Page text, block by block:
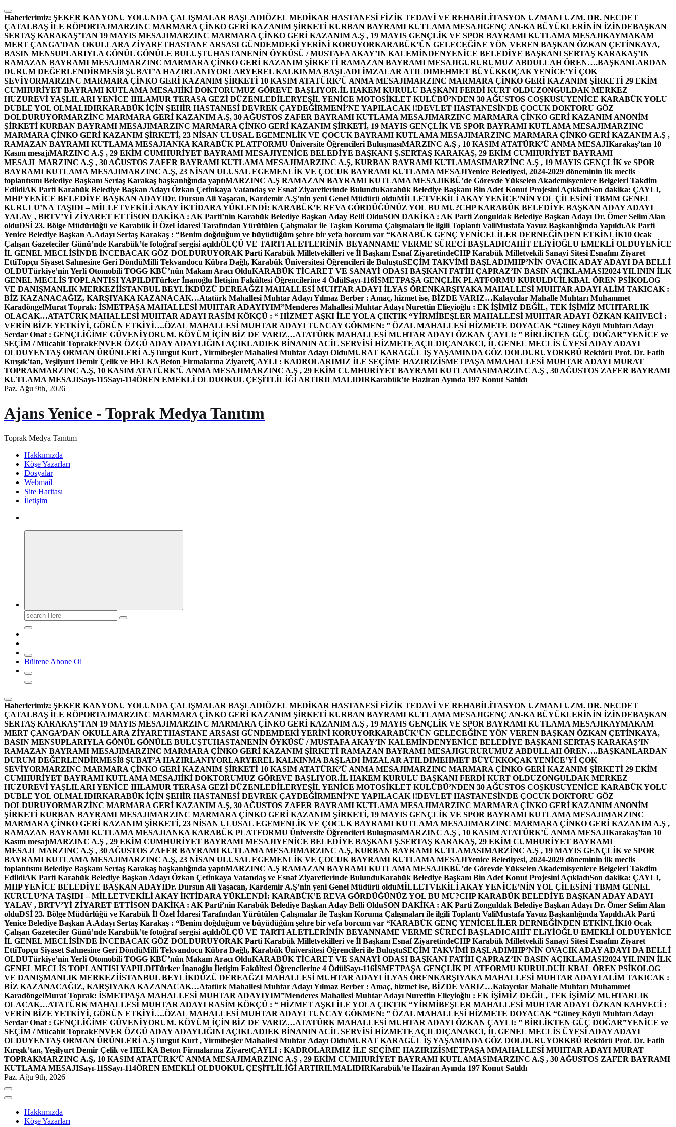
İçeriğe
atla
Haberlerimiz: ŞEKER KANYONU YOLUNDA ÇALIŞMALAR BAŞLADIÖZEL MEDİKAR HASTANESİ FİZİK TEDAVİ VE REHABİLİTASYON UZMANI UZM. DR. NECDET
ÇATALBAŞ İLE RÖPORTAJMARZINC MARMARA ÇİNKO GERİ KAZANIM ŞİRKETİ KURBAN BAYRAMI KUTLAMA MESAJIGENÇ AN-KA BÜYÜKLERİNİN İZİNDEBAŞKAN
SERTAŞ KARAKAŞ’TAN 19 MAYIS MESAJIMARZINC MARMARA ÇİNKO GERİ KAZANIM A.Ş , 19 MAYIS GENÇLİK VE SPOR BAYRAMI KUTLAMA MESAJIKAYMAKAM
MERT ÇANGA’DAN OKULLARA ZİYARETHASTANE ARSASI GÜNDEMDEKİ YERİNİ KORUYORKARABÜK’ÜN GELECEĞİNE YÖN VEREN BAŞKAN ÖZKAN ÇETİNKAYA,
BASIN MENSUPLARIYLA GÖNÜL GÖNÜLE BULUŞTUHASTANENİN ÖYKÜSÜ / MUSTAFA AKAY’IN KALEMİNDENYENİCE BELEDİYE BAŞKANI SERTAŞ KARAKAŞ’IN
RAMAZAN BAYRAMI MESAJIMARZINC MARMARA ÇİNKO GERİ KAZANIM ŞİRKETİ RAMAZAN BAYRAMI MESAJIGURURUMUZ ABDULLAH ÖREN….BAŞKANLARDAN
DURUM DEĞERLENDİRMESİ8 ŞUBAT’A HAZIRLANIYORLARYEREL KALKINMA BAŞLADI İMZALAR ATILDIMEHMET BÜYÜKKOÇAK YENİCE’Yİ ÇOK
SEVİYORMARZINC MARMARA ÇİNKO GERİ KAZANIM ŞİRKETİ 10 KASIM ATATÜRK’Ü ANMA MESAJIMARZINC MARMARA ÇİNKO GERİ KAZANIM ŞİRKETİ 29 EKİM
CUMHURİYET BAYRAMI KUTLAMA MESAJIİKİ DOKTORUMUZ GÖREVE BAŞLIYOR.İL HAKEM KURULU BAŞKANI FERDİ KURT OLDUZONGULDAK MERKEZ
HUZUREVİ YAŞLILARI YENİCE IHLAMUR TERASA GEZİ DÜZENLEDİLERYEŞİL YENİCE MOTOSİKLET KULÜBÜ’NDEN 30 AĞUSTOS COŞKUSUYENİCE KARABÜK YOLU
DUBLE YOL OLMALIDIRKARABÜK İÇİN ŞEHİR HASTANESİ DEVREK ÇAYDEĞİRMENİ’NE YAPILACAK !!DEVLET HASTANESİNDE ÇOCUK DOKTORU GÖZ
DOLDURUYORMARZİNC MARMARA GERİ KAZANIM A.Ş, 30 AĞUSTOS ZAFER BAYRAMI KUTLAMA MESAJIMARZINC MARMARA ÇİNKO GERİ KAZANIM ANONİM
ŞİRKETİ KURBAN BAYRAMI MESAJIMARZINC MARMARA ÇİNKO GERİ KAZANIM ŞİRKETİ, 19 MAYIS GENÇLİK VE SPOR BAYRAMI KUTLAMA MESAJIMARZINC
MARMARA ÇİNKO GERİ KAZANIM ŞİRKETİ, 23 NİSAN ULUSAL EGEMENLİK VE ÇOCUK BAYRAMI KUTLAMA MESAJIMARZINC MARMARA ÇİNKO GERİ KAZANIM A.Ş ,
RAMAZAN BAYRAMI KUTLAMA MESAJIANKA KARABÜK PLATFORMU Üniversite Öğrencileri BuluşmasıMARZINC A.Ş , 10 KASIM ATATÜRK’Ü ANMA MESAJIKarakaş’tan 10
Kasım mesajıMARZINC A.Ş , 29 EKİM CUMHURİYET BAYRAMI MESAJIYENİCE BELEDİYE BAŞKANI Ş.SERTAŞ KARAKAŞ, 29 EKİM CUMHURİYET BAYRAMI
MESAJI MARZINC A.Ş , 30 AĞUSTOS ZAFER BAYRAMI KUTLAMA MESAJIMARZINC A.Ş, KURBAN BAYRAMI KUTLAMASIMARZİNC A.Ş , 19 MAYIS GENÇLİK ve SPOR
BAYRAMI KUTLAMA MESAJIMARZINC A.Ş, 23 NİSAN ULUSAL EGEMENLİK VE ÇOCUK BAYRAMI KUTLAMA MESAJIYenice Belediyesi, 2024-2029 döneminin ilk meclis
toplantısını Belediye Başkanı Sertaş Karakaş başkanlığında yaptıMARZINC A.Ş RAMAZAN BAYRAMI KUTLAMA MESAJIKBÜ’de Görevde Yükselen Akademisyenlere Belgeleri Takdim
EdildiAK Parti Karabük Belediye Başkan Adayı Özkan Çetinkaya Vatandaş ve Esnaf Ziyaretlerinde BulunduKarabük Belediye Başkanı Bin Adet Konut Projesini AçıkladıSon dakika: ÇAYLI,
MHP YENİCE BELEDİYE BAŞKAN ADAYIDr. Dursun Ali Yaşacan, Kardemir A.Ş’nin yeni Genel Müdürü olduMİLLETVEKİLİ AKAY YENİCE’NİN YOL ÇİLESİNİ TBMM GENEL
KURULU’NA TAŞIDI – MİLLETVEKİLİ AKAY İKTİDARA YÜKLENDİ: KARABÜK’E REVA GÖRDÜĞÜNÜZ YOL BU MU?CHP KARABÜK BELEDİYE BAŞKAN ADAY ADAYI
YALAV , BRTV’Yİ ZİYARET ETTİSON DAKİKA : AK Parti’nin Karabük Belediye Başkan Aday Belli OlduSON DAKİKA : AK Parti Zonguldak Belediye Başkan Adayı Dr. Ömer Selim Alan
olduDSİ 23. Bölge Müdürlüğü ve Karabük İl Özel İdaresi Tarafından Yürütülen Çalışmalar ile Taşkın Koruma Çalışmaları ile ilgili Toplantı ValiMustafa Yavuz Başkanlığında Yapıldı.Ak Parti
Yenice Belediye Başkan A.Adayı Sertaş Karakaş : “Benim doğduğum ve büyüdüğüm şehre bir vefa borcum var “KARABÜK GENÇ YENİCELİLER DERNEĞİNDEN ETKİNLİK10 Ocak
Çalışan Gazeteciler Günü’nde Karabük’te fotoğraf sergisi açıldıÖLÇÜ VE TARTI ALETLERİNİN BEYANNAME VERME SÜRECİ BAŞLADICAHİT ELiYİOĞLU EMEKLİ OLDUYENİCE
İL GENEL MECLİSİNDE İNCEBACAK GÖZ DOLDURUYORAK Parti Karabük Milletvekilleri ve İl Başkanı Esnaf ZiyaretindeCHP Karabük Milletvekili Sanayi Sitesi Esnafını Ziyaret
EttiTopçu Siyaset Sahnesine Geri DöndüMilli Tekvandocu Kübra Dağlı, Karabük Üniversitesi Öğrencileri ile BuluştuSEÇİM TAKVİMİ BAŞLADIMHP’NİN OVACIK ADAY ADAYI DA BELLİ
OLDUTürkiye’nin Yerli Otomobili TOGG KBÜ’nün Makam Aracı OlduKARABÜK TİCARET VE SANAYİ ODASI BAŞKANI FATİH ÇAPRAZ’IN BASIN AÇIKLAMASI2024 YILININ İLK
GENEL MECLİS TOPLANTISI YAPILDITürker İnanoğlu İletişim Fakültesi Öğrencilerine 4 ÖdülSayı-116İSMETPAŞA GENÇLİK PLATFORMU KURULDUİLKBAL ÖREN PSİKOLOG
VE DANIŞMANLIK MERKEZİİSTANBUL BEYLİKDÜZÜ DEREAĞZI MAHALLESİ MUHTAR ADAYI İLYAS ÖRENKARŞIYAKA MAHALLESİ MUHTAR ADAYI ALİM TAKICAK :
BİZ KAZANACAĞIZ, KARŞIYAKA KAZANACAK…Atatürk Mahallesi Muhtar Adayı Yılmaz Berber : Amaç, hizmet ise, BİZDE VARIZ…Kalaycılar Mahalle Muhtarı Muhammet
KaradöngelMurat Toprak: İSMETPAŞA MAHALLESİ MUHTAR ADAYIYIM”Menderes Mahallesi Muhtar Adayı Nurettin Elieyioğlu : EK İŞİMİZ DEĞİL, TEK İŞİMİZ MUHTARLIK
OLACAK…ATATÜRK MAHALLESİ MUHTAR ADAYI RASİM KÖKÇÜ : “ HİZMET AŞKI İLE YOLA ÇIKTIK “YİRMİBEŞLER MAHALLESİ MUHTAR ADAYI ÖZKAN KAHVECİ :
VERİN BİZE YETKİYİ, GÖRÜN ETKİYİ….ÖZAL MAHALLESİ MUHTAR ADAYI TUNCAY GÖKMEN: ” ÖZAL MAHALLESİ HİZMETE DOYACAK “Güney Köyü Muhtarı Adayı
Serdar Onat : GENÇLİĞİME GÜVENİYORUM. KÖYÜM İÇİN BİZ DE VARIZ…ATATÜRK MAHALLESİ MUHTAR ADAYI ÖZKAN ÇAYLI: ” BİRLİKTEN GÜÇ DOĞAR”YENİCE ve
SEÇİM / Mücahit ToprakENVER ÖZGÜ ADAY ADAYLIĞINI AÇIKLADIEK BİNANIN ACİL SERVİSİ HİZMETE AÇILDIÇANAKCI, İL GENEL MECLİS ÜYESİ ADAY ADAYI
OLDUYENTAŞ ORMAN ÜRÜNLERİ A.ŞTurgut Kurt , Yirmibeşler Mahallesi Muhtar Adayı OlduMURAT KARAGÜL İŞ YAŞAMINDA GÖZ DOLDURUYORKBÜ Rektörü Prof. Dr. Fatih
Kırışık’tan, Yeşilyurt Demir Çelik ve HELKA Beton Firmalarına ZiyaretÇAYLI : KADROLARIMIZ İLE SEÇİME HAZIRIZİSMETPAŞA MMAHALLESİ MUHTAR ADAYI MURAT
TOPRAKMARZINC A.Ş, 10 KASIM ATATÜRK’Ü ANMA MESAJIMARZINC A.Ş , 29 EKİM CUMHURİYET BAYRAMI KUTLAMASIMARZINC A.Ş , 30 AĞUSTOS ZAFER BAYRAMI
KUTLAMA MESAJISayı-115Sayı-114ÖREN EMEKLİ OLDUOKUL ÇEŞİTLİLİĞİ ARTIRILMALIDIRKarabük’te Haziran Ayında 197 Konut Satıldı
Paz. Ağu 9th, 2026
Ajans Yenice - Toprak Medya Tanıtım
Toprak Medya Tanıtım
Hakkımızda
Köşe Yazarları
Dosyalar
Webmail
Site Haritası
İletişim
Search
for:
Bültene Abone Ol
Haberlerimiz: ŞEKER KANYONU YOLUNDA ÇALIŞMALAR BAŞLADIÖZEL MEDİKAR HASTANESİ FİZİK TEDAVİ VE REHABİLİTASYON UZMANI UZM. DR. NECDET
ÇATALBAŞ İLE RÖPORTAJMARZINC MARMARA ÇİNKO GERİ KAZANIM ŞİRKETİ KURBAN BAYRAMI KUTLAMA MESAJIGENÇ AN-KA BÜYÜKLERİNİN İZİNDEBAŞKAN
SERTAŞ KARAKAŞ’TAN 19 MAYIS MESAJIMARZINC MARMARA ÇİNKO GERİ KAZANIM A.Ş , 19 MAYIS GENÇLİK VE SPOR BAYRAMI KUTLAMA MESAJIKAYMAKAM
MERT ÇANGA’DAN OKULLARA ZİYARETHASTANE ARSASI GÜNDEMDEKİ YERİNİ KORUYORKARABÜK’ÜN GELECEĞİNE YÖN VEREN BAŞKAN ÖZKAN ÇETİNKAYA,
BASIN MENSUPLARIYLA GÖNÜL GÖNÜLE BULUŞTUHASTANENİN ÖYKÜSÜ / MUSTAFA AKAY’IN KALEMİNDENYENİCE BELEDİYE BAŞKANI SERTAŞ KARAKAŞ’IN
RAMAZAN BAYRAMI MESAJIMARZINC MARMARA ÇİNKO GERİ KAZANIM ŞİRKETİ RAMAZAN BAYRAMI MESAJIGURURUMUZ ABDULLAH ÖREN….BAŞKANLARDAN
DURUM DEĞERLENDİRMESİ8 ŞUBAT’A HAZIRLANIYORLARYEREL KALKINMA BAŞLADI İMZALAR ATILDIMEHMET BÜYÜKKOÇAK YENİCE’Yİ ÇOK
SEVİYORMARZINC MARMARA ÇİNKO GERİ KAZANIM ŞİRKETİ 10 KASIM ATATÜRK’Ü ANMA MESAJIMARZINC MARMARA ÇİNKO GERİ KAZANIM ŞİRKETİ 29 EKİM
CUMHURİYET BAYRAMI KUTLAMA MESAJIİKİ DOKTORUMUZ GÖREVE BAŞLIYOR.İL HAKEM KURULU BAŞKANI FERDİ KURT OLDUZONGULDAK MERKEZ
HUZUREVİ YAŞLILARI YENİCE IHLAMUR TERASA GEZİ DÜZENLEDİLERYEŞİL YENİCE MOTOSİKLET KULÜBÜ’NDEN 30 AĞUSTOS COŞKUSUYENİCE KARABÜK YOLU
DUBLE YOL OLMALIDIRKARABÜK İÇİN ŞEHİR HASTANESİ DEVREK ÇAYDEĞİRMENİ’NE YAPILACAK !!DEVLET HASTANESİNDE ÇOCUK DOKTORU GÖZ
DOLDURUYORMARZİNC MARMARA GERİ KAZANIM A.Ş, 30 AĞUSTOS ZAFER BAYRAMI KUTLAMA MESAJIMARZINC MARMARA ÇİNKO GERİ KAZANIM ANONİM
ŞİRKETİ KURBAN BAYRAMI MESAJIMARZINC MARMARA ÇİNKO GERİ KAZANIM ŞİRKETİ, 19 MAYIS GENÇLİK VE SPOR BAYRAMI KUTLAMA MESAJIMARZINC
MARMARA ÇİNKO GERİ KAZANIM ŞİRKETİ, 23 NİSAN ULUSAL EGEMENLİK VE ÇOCUK BAYRAMI KUTLAMA MESAJIMARZINC MARMARA ÇİNKO GERİ KAZANIM A.Ş ,
RAMAZAN BAYRAMI KUTLAMA MESAJIANKA KARABÜK PLATFORMU Üniversite Öğrencileri BuluşmasıMARZINC A.Ş , 10 KASIM ATATÜRK’Ü ANMA MESAJIKarakaş’tan 10
Kasım mesajıMARZINC A.Ş , 29 EKİM CUMHURİYET BAYRAMI MESAJIYENİCE BELEDİYE BAŞKANI Ş.SERTAŞ KARAKAŞ, 29 EKİM CUMHURİYET BAYRAMI
MESAJI MARZINC A.Ş , 30 AĞUSTOS ZAFER BAYRAMI KUTLAMA MESAJIMARZINC A.Ş, KURBAN BAYRAMI KUTLAMASIMARZİNC A.Ş , 19 MAYIS GENÇLİK ve SPOR
BAYRAMI KUTLAMA MESAJIMARZINC A.Ş, 23 NİSAN ULUSAL EGEMENLİK VE ÇOCUK BAYRAMI KUTLAMA MESAJIYenice Belediyesi, 2024-2029 döneminin ilk meclis
toplantısını Belediye Başkanı Sertaş Karakaş başkanlığında yaptıMARZINC A.Ş RAMAZAN BAYRAMI KUTLAMA MESAJIKBÜ’de Görevde Yükselen Akademisyenlere Belgeleri Takdim
EdildiAK Parti Karabük Belediye Başkan Adayı Özkan Çetinkaya Vatandaş ve Esnaf Ziyaretlerinde BulunduKarabük Belediye Başkanı Bin Adet Konut Projesini AçıkladıSon dakika: ÇAYLI,
MHP YENİCE BELEDİYE BAŞKAN ADAYIDr. Dursun Ali Yaşacan, Kardemir A.Ş’nin yeni Genel Müdürü olduMİLLETVEKİLİ AKAY YENİCE’NİN YOL ÇİLESİNİ TBMM GENEL
KURULU’NA TAŞIDI – MİLLETVEKİLİ AKAY İKTİDARA YÜKLENDİ: KARABÜK’E REVA GÖRDÜĞÜNÜZ YOL BU MU?CHP KARABÜK BELEDİYE BAŞKAN ADAY ADAYI
YALAV , BRTV’Yİ ZİYARET ETTİSON DAKİKA : AK Parti’nin Karabük Belediye Başkan Aday Belli OlduSON DAKİKA : AK Parti Zonguldak Belediye Başkan Adayı Dr. Ömer Selim Alan
olduDSİ 23. Bölge Müdürlüğü ve Karabük İl Özel İdaresi Tarafından Yürütülen Çalışmalar ile Taşkın Koruma Çalışmaları ile ilgili Toplantı ValiMustafa Yavuz Başkanlığında Yapıldı.Ak Parti
Yenice Belediye Başkan A.Adayı Sertaş Karakaş : “Benim doğduğum ve büyüdüğüm şehre bir vefa borcum var “KARABÜK GENÇ YENİCELİLER DERNEĞİNDEN ETKİNLİK10 Ocak
Çalışan Gazeteciler Günü’nde Karabük’te fotoğraf sergisi açıldıÖLÇÜ VE TARTI ALETLERİNİN BEYANNAME VERME SÜRECİ BAŞLADICAHİT ELiYİOĞLU EMEKLİ OLDUYENİCE
İL GENEL MECLİSİNDE İNCEBACAK GÖZ DOLDURUYORAK Parti Karabük Milletvekilleri ve İl Başkanı Esnaf ZiyaretindeCHP Karabük Milletvekili Sanayi Sitesi Esnafını Ziyaret
EttiTopçu Siyaset Sahnesine Geri DöndüMilli Tekvandocu Kübra Dağlı, Karabük Üniversitesi Öğrencileri ile BuluştuSEÇİM TAKVİMİ BAŞLADIMHP’NİN OVACIK ADAY ADAYI DA BELLİ
OLDUTürkiye’nin Yerli Otomobili TOGG KBÜ’nün Makam Aracı OlduKARABÜK TİCARET VE SANAYİ ODASI BAŞKANI FATİH ÇAPRAZ’IN BASIN AÇIKLAMASI2024 YILININ İLK
GENEL MECLİS TOPLANTISI YAPILDITürker İnanoğlu İletişim Fakültesi Öğrencilerine 4 ÖdülSayı-116İSMETPAŞA GENÇLİK PLATFORMU KURULDUİLKBAL ÖREN PSİKOLOG
VE DANIŞMANLIK MERKEZİİSTANBUL BEYLİKDÜZÜ DEREAĞZI MAHALLESİ MUHTAR ADAYI İLYAS ÖRENKARŞIYAKA MAHALLESİ MUHTAR ADAYI ALİM TAKICAK :
BİZ KAZANACAĞIZ, KARŞIYAKA KAZANACAK…Atatürk Mahallesi Muhtar Adayı Yılmaz Berber : Amaç, hizmet ise, BİZDE VARIZ…Kalaycılar Mahalle Muhtarı Muhammet
KaradöngelMurat Toprak: İSMETPAŞA MAHALLESİ MUHTAR ADAYIYIM”Menderes Mahallesi Muhtar Adayı Nurettin Elieyioğlu : EK İŞİMİZ DEĞİL, TEK İŞİMİZ MUHTARLIK
OLACAK…ATATÜRK MAHALLESİ MUHTAR ADAYI RASİM KÖKÇÜ : “ HİZMET AŞKI İLE YOLA ÇIKTIK “YİRMİBEŞLER MAHALLESİ MUHTAR ADAYI ÖZKAN KAHVECİ :
VERİN BİZE YETKİYİ, GÖRÜN ETKİYİ….ÖZAL MAHALLESİ MUHTAR ADAYI TUNCAY GÖKMEN: ” ÖZAL MAHALLESİ HİZMETE DOYACAK “Güney Köyü Muhtarı Adayı
Serdar Onat : GENÇLİĞİME GÜVENİYORUM. KÖYÜM İÇİN BİZ DE VARIZ…ATATÜRK MAHALLESİ MUHTAR ADAYI ÖZKAN ÇAYLI: ” BİRLİKTEN GÜÇ DOĞAR”YENİCE ve
SEÇİM / Mücahit ToprakENVER ÖZGÜ ADAY ADAYLIĞINI AÇIKLADIEK BİNANIN ACİL SERVİSİ HİZMETE AÇILDIÇANAKCI, İL GENEL MECLİS ÜYESİ ADAY ADAYI
OLDUYENTAŞ ORMAN ÜRÜNLERİ A.ŞTurgut Kurt , Yirmibeşler Mahallesi Muhtar Adayı OlduMURAT KARAGÜL İŞ YAŞAMINDA GÖZ DOLDURUYORKBÜ Rektörü Prof. Dr. Fatih
Kırışık’tan, Yeşilyurt Demir Çelik ve HELKA Beton Firmalarına ZiyaretÇAYLI : KADROLARIMIZ İLE SEÇİME HAZIRIZİSMETPAŞA MMAHALLESİ MUHTAR ADAYI MURAT
TOPRAKMARZINC A.Ş, 10 KASIM ATATÜRK’Ü ANMA MESAJIMARZINC A.Ş , 29 EKİM CUMHURİYET BAYRAMI KUTLAMASIMARZINC A.Ş , 30 AĞUSTOS ZAFER BAYRAMI
KUTLAMA MESAJISayı-115Sayı-114ÖREN EMEKLİ OLDUOKUL ÇEŞİTLİLİĞİ ARTIRILMALIDIRKarabük’te Haziran Ayında 197 Konut Satıldı
Paz. Ağu 9th, 2026
Hakkımızda
Köşe Yazarları